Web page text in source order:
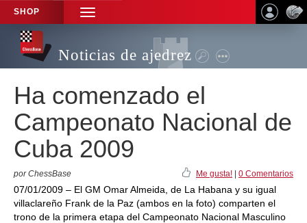
SHOP
TOGGLE
NAVIGATION
Noticias de ajedrez
Ha comenzado el
Campeonato Nacional de
Cuba 2009
por ChessBase Me gusta! 0 Comentarios
07/01/2009 – El GM Omar Almeida, de La Habana y su igual
villaclareño Frank de la Paz (ambos en la foto) comparten el
trono de la primera etapa del Campeonato Nacional Masculino